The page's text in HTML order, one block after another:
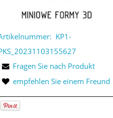
KP1-
Fragen Sie nach Produkt
empfehlen Sie einem Freund